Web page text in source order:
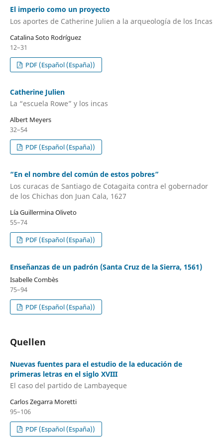
El imperio como un proyecto
Los aportes de Catherine Julien a la arqueología de los Incas
Catalina Soto Rodríguez
12–31
PDF (Español (España))
Catherine Julien
La “escuela Rowe” y los incas
Albert Meyers
32–54
PDF (Español (España))
“En el nombre del común de estos pobres”
Los curacas de Santiago de Cotagaita contra el gobernador
de los Chichas don Juan Cala, 1627
Lía Guillermina Oliveto
55–74
PDF (Español (España))
Enseñanzas de un padrón (Santa Cruz de la Sierra, 1561)
Isabelle Combès
75–94
PDF (Español (España))
Quellen
Nuevas fuentes para el estudio de la educación de
primeras letras en el siglo XVIII
El caso del partido de Lambayeque
Carlos Zegarra Moretti
95–106
PDF (Español (España))